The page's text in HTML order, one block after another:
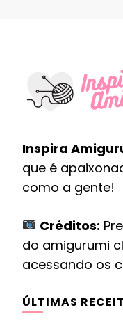
Inspira
que é
como a gente!
Créditos:
do amigurumi
acessando os
ÚLTIMAS